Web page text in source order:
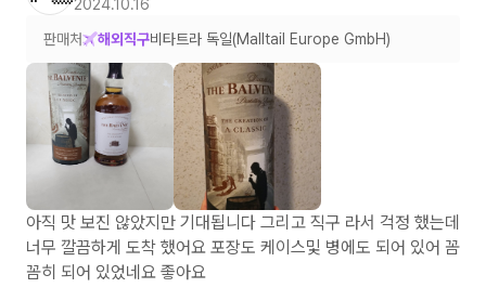
2024.10.16
판매처 해외직구비타트라 독일(Malltail Europe GmbH)
아직 맛 보진 않았지만 기대됩니다 그리고 직구 라서 걱정 했는데
너무 깔끔하게 도착 했어요 포장도 케이스및 병에도 되어 있어 꼼
꼼히 되어 있었네요 좋아요